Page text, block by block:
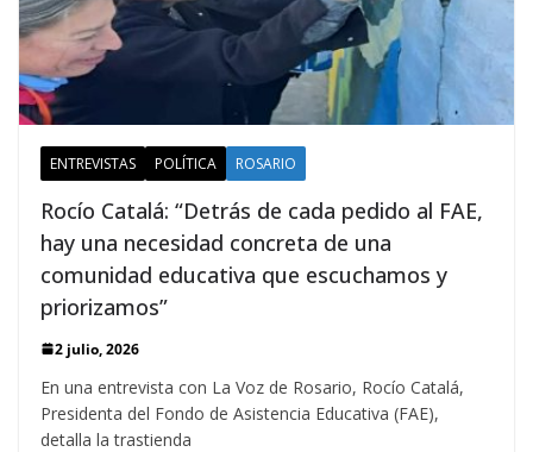
ENTREVISTAS POLÍTICA ROSARIO
Rocío Catalá: “Detrás de cada pedido al FAE,
hay una necesidad concreta de una
comunidad educativa que escuchamos y
priorizamos”
2 julio, 2026
En una entrevista con La Voz de Rosario, Rocío Catalá,
Presidenta del Fondo de Asistencia Educativa (FAE),
detalla la trastienda